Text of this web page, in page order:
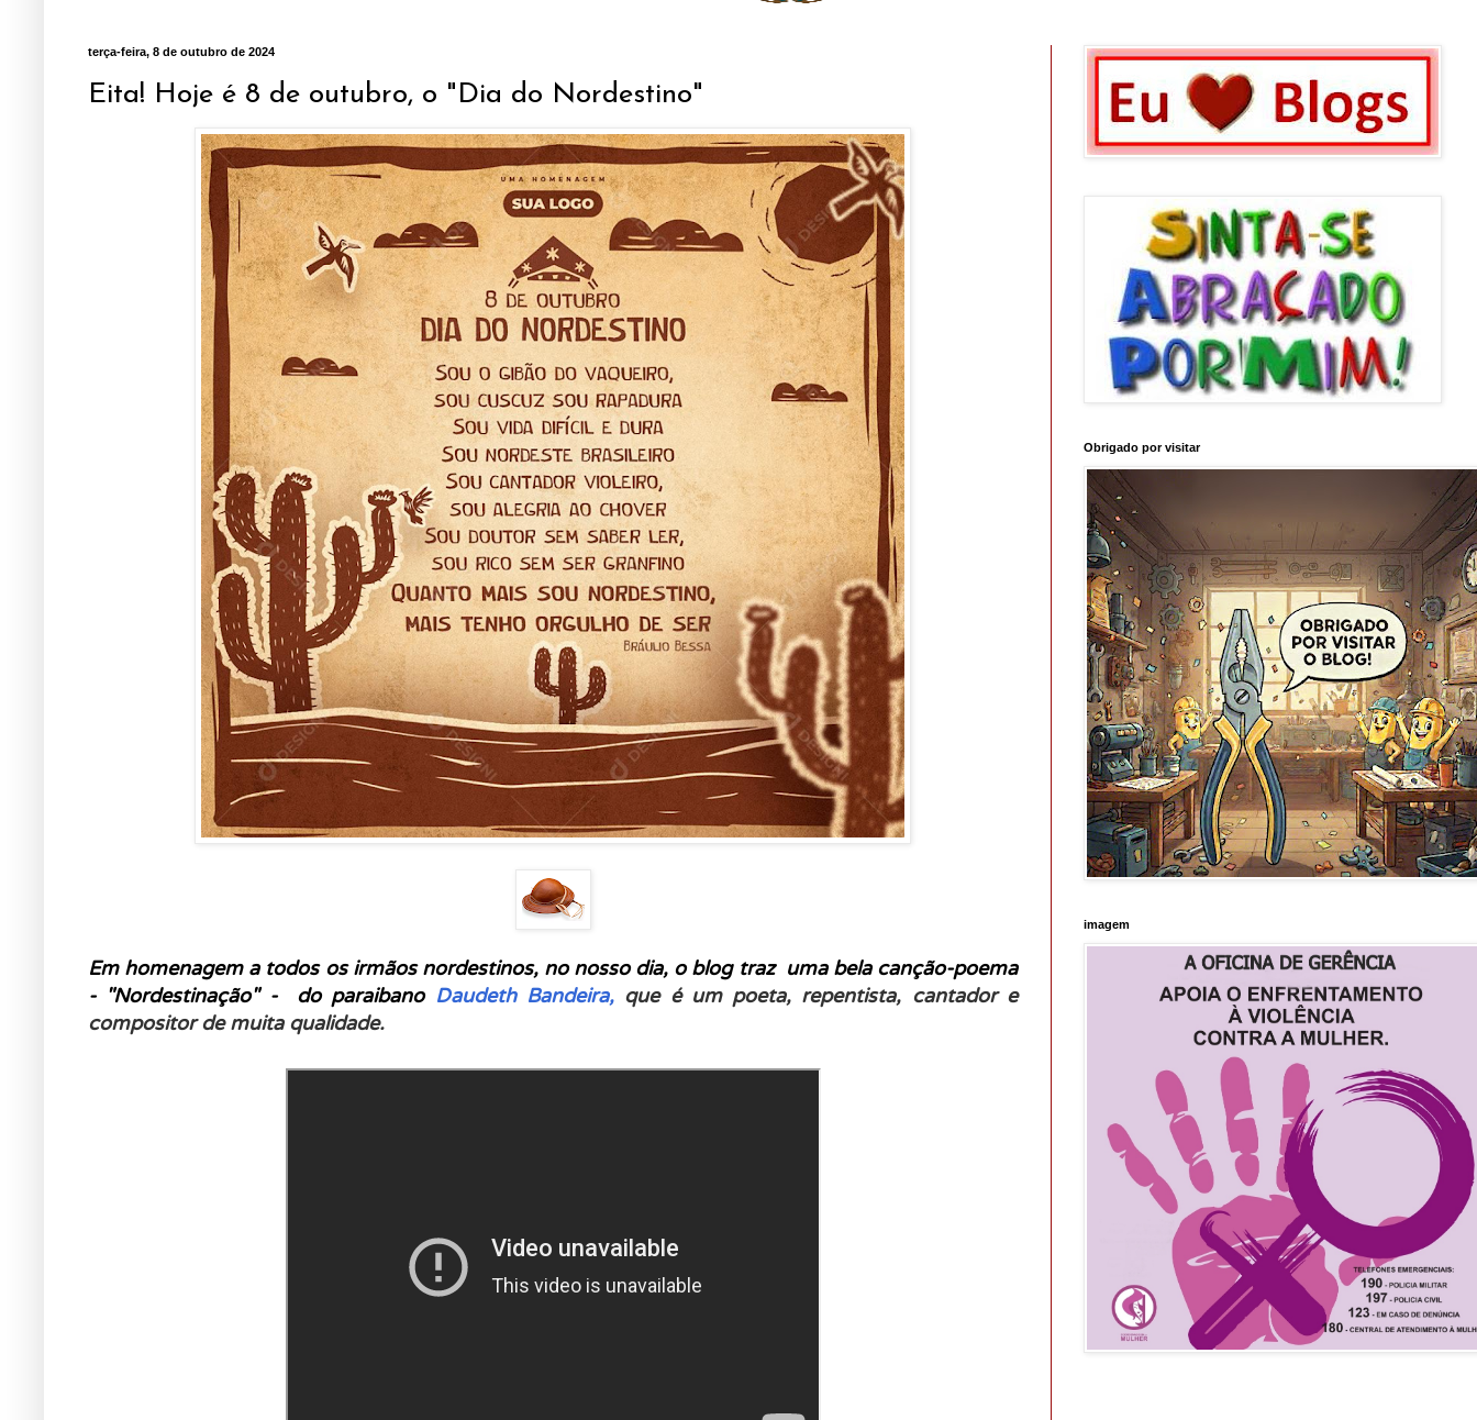
terça-feira, 8 de outubro de 2024
Eita! Hoje é 8 de outubro, o "Dia do Nordestino"
Em homenagem a todos os irmãos nordestinos, no nosso dia, o blog traz uma bela canção-poema
- "Nordestinação" - do paraibano Daudeth Bandeira, que é um poeta, repentista, cantador e
compositor de muita qualidade.
Obrigado por visitar
imagem